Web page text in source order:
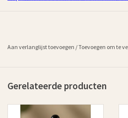
Aan verlanglijst toevoegen /Toevoegen om te
Gerelateerde producten